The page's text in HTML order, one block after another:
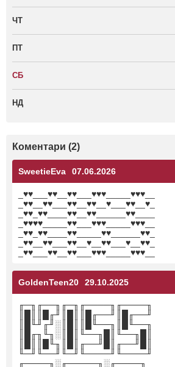
ЧТ
ПТ
СБ
НД
Коментари (2)
SweetieEva 07.06.2026
_♥♥___♥♥__♥♥___♥♥♥_____♥♥♥__
_♥♥__♥♥___♥♥__♥♥__♥___♥♥__♥_
_♥♥_♥♥____♥♥__♥♥______♥♥____
_♥♥♥♥_____♥♥___♥♥♥_____♥♥♥__
_♥♥_♥♥____♥♥_____♥♥______♥♥_
_♥♥__♥♥___♥♥__♥__♥♥___♥__♥♥_
_♥♥___♥♥__♥♥___♥♥♥_____♥♥♥__
GoldenTeen20 29.10.2025
╓─╖╓──╖╓─╖╓────╖╓────╖
║█║║█╓╜║█║║█╓──╜║█╓──╜
║█╙╜╓╜░║█║║█╙──╖║█╙──╖
║█╓╖╙╖░║█║╙──╖█║╙──╖█║
║█║║█╙╖║█║╓──╜█║╓──╜█║
╙─╜╙──╜╙─╜╙────╜╙────╜
╓────╖░╓─────╖░╓────╖